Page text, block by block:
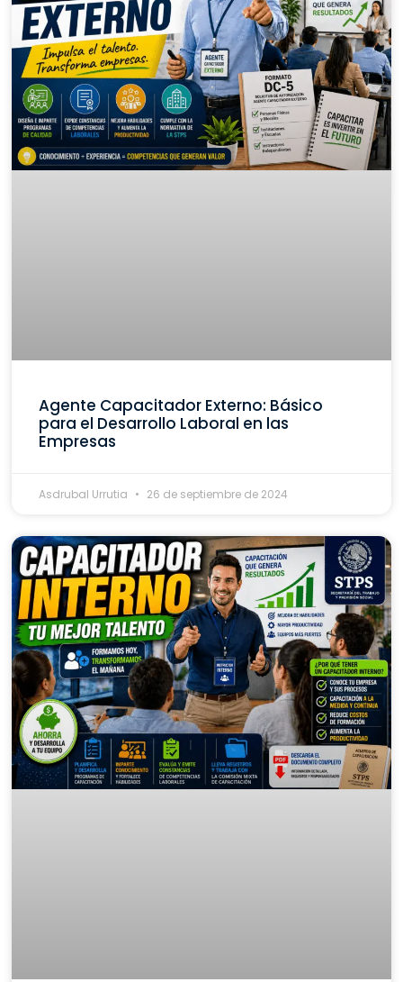
Agente Capacitador Externo: Básico
para el Desarrollo Laboral en las
Empresas
Asdrubal Urrutia 26 de septiembre de 2024